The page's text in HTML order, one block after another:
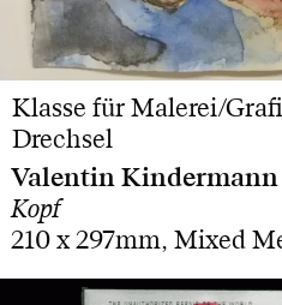
Klasse für Malerei/
Drechsel
Valentin Kindermann
Kopf
210 x 297mm, Mixed